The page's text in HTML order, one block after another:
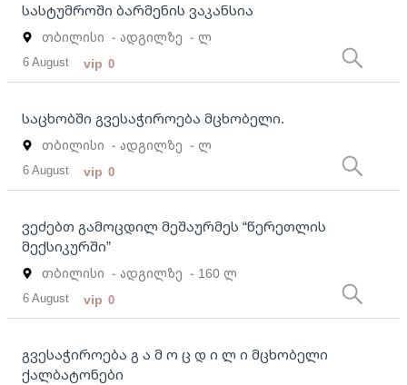
სასტუმროში ბარმენის ვაკანსია
თბილისი - ადგილზე - ლ
6 August vip 0
საცხობში გვესაჭიროება მცხობელი.
თბილისი - ადგილზე - ლ
6 August vip 0
ვეძებთ გამოცდილ მეშაურმეს “წერეთლის
მექსიკურში”
თბილისი - ადგილზე - 160 ლ
6 August vip 0
გვესაჭიროება გ ა მ ო ც დ ი ლ ი მცხობელი
ქალბატონები